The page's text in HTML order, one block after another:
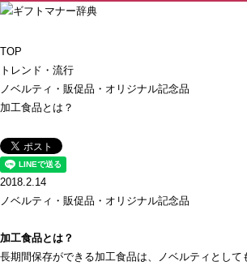
TOP
トレンド・流行
ノベルティ・販促品・オリジナル記念品
加工食品とは？
2018.2.14
ノベルティ・販促品・オリジナル記念品
加工食品とは？
長期間保存ができる加工食品は、ノベルティとして